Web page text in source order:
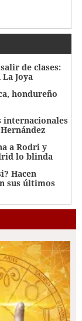
de clases:
Joya
hondureño
internacionales
a Rodri y
lo blinda
Hacen
sus últimos